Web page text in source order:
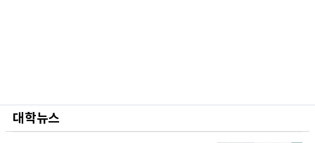
대학뉴스